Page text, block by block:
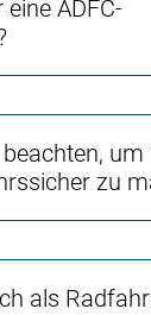
ADFC-
um
zu
als